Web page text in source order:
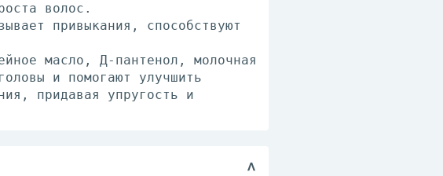
волос.
привыкания, способствуют
масло, Д-пантенол, молочная
и помогают улучшить
придавая упругость и